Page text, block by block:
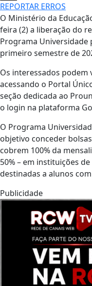
REPORTAR ERROS
O Ministério da
feira (2) a liberação do
Programa Universidade
primeiro semestre de
Os interessados podem
acessando o Portal
seção dedicada ao
o login na plataforma
O Programa
objetivo conceder
cobrem 100% da
50% – em instituições
destinadas a alunos
Publicidade